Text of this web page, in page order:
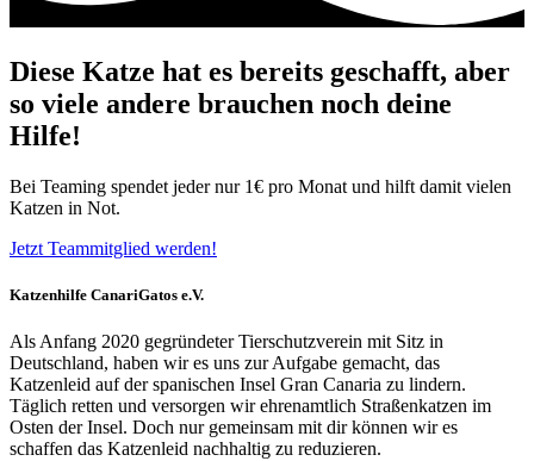
Diese Katze hat es bereits geschafft, aber
so viele andere brauchen noch deine
Hilfe!
Bei Teaming spendet jeder nur 1€ pro Monat und hilft damit vielen
Katzen in Not.
Jetzt Teammitglied werden!
Katzenhilfe CanariGatos e.V.
Als Anfang 2020 gegründeter Tierschutzverein mit Sitz in
Deutschland, haben wir es uns zur Aufgabe gemacht, das
Katzenleid auf der spanischen Insel Gran Canaria zu lindern.
Täglich retten und versorgen wir ehrenamtlich Straßenkatzen im
Osten der Insel. Doch nur gemeinsam mit dir können wir es
schaffen das Katzenleid nachhaltig zu reduzieren.